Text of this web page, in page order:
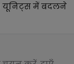
यूनिट्स में बदलने